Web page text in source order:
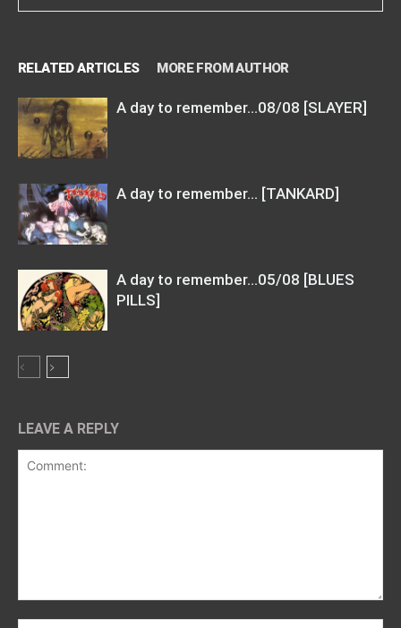
RELATED ARTICLES MORE FROM AUTHOR
A day to remember…08/08 [SLAYER]
A day to remember… [TANKARD]
A day to remember…05/08 [BLUES
PILLS]
LEAVE A REPLY